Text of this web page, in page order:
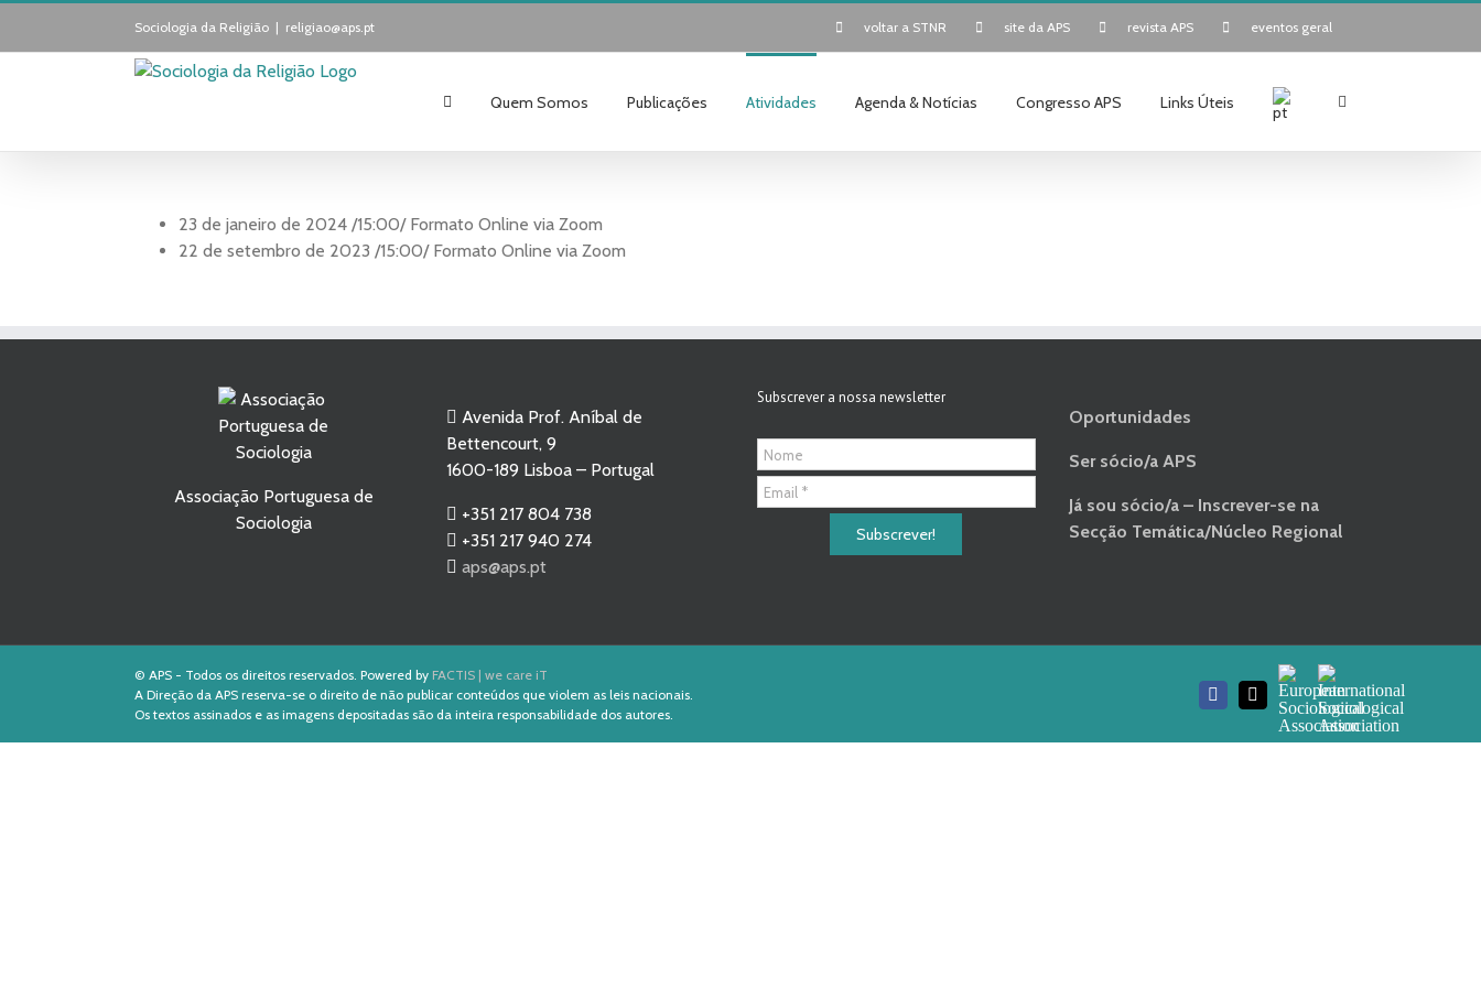
Sociologia da Religião | religiao@aps.pt voltar a STNR site da APS revista APS eventos geral
Quem Somos Publicações Atividades Agenda & Notícias Congresso APS Links Úteis
23 de janeiro de 2024 /15:00/ Formato Online via Zoom
22 de setembro de 2023 /15:00/ Formato Online via Zoom
Associação Portuguesa de
Sociologia
Avenida Prof. Aníbal de
Bettencourt, 9
1600-189 Lisboa – Portugal
+351 217 804 738
+351 217 940 274
aps@aps.pt
Subscrever a nossa newsletter
Oportunidades
Ser sócio/a APS
Já sou sócio/a – Inscrever-se na
Secção Temática/Núcleo Regional
© APS - Todos os direitos reservados. Powered by FACTIS | we care iT
A Direção da APS reserva-se o direito de não publicar conteúdos que violem as leis nacionais.
Os textos assinados e as imagens depositadas são da inteira responsabilidade dos autores.
Facebook
Email
(necessário
mas
European
Sociological
Association
International
Sociological
Association